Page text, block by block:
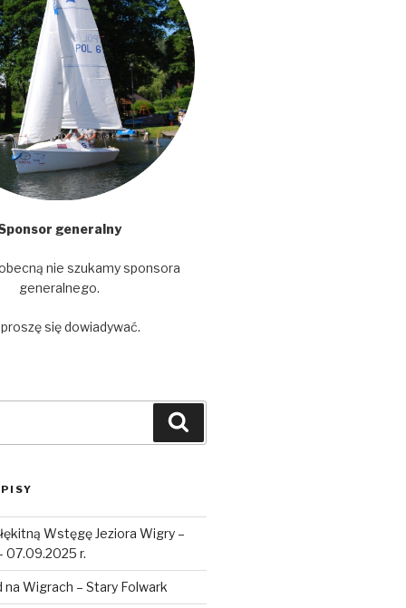
generalny
nie szukamy sponsora
generalnego.
się dowiadywać.
Wstęgę Jeziora Wigry –
07.09.2025 r.
na Wigrach – Stary Folwark